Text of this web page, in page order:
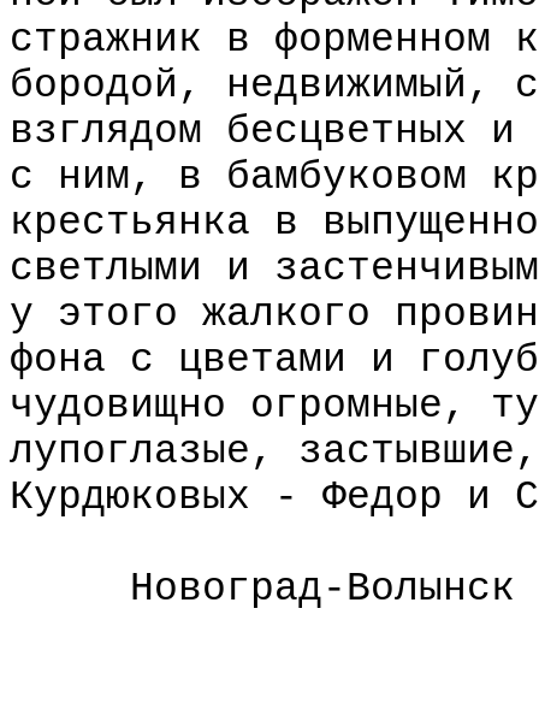
стражник в форменном
бородой, недвижимый,
взглядом бесцветных
с ним, в бамбуковом
крестьянка в
светлыми и
у этого жалкого
фона с цветами и
чудовищно огромные,
лупоглазые,
Курдюковых - Федор и
Новоград-Волынск